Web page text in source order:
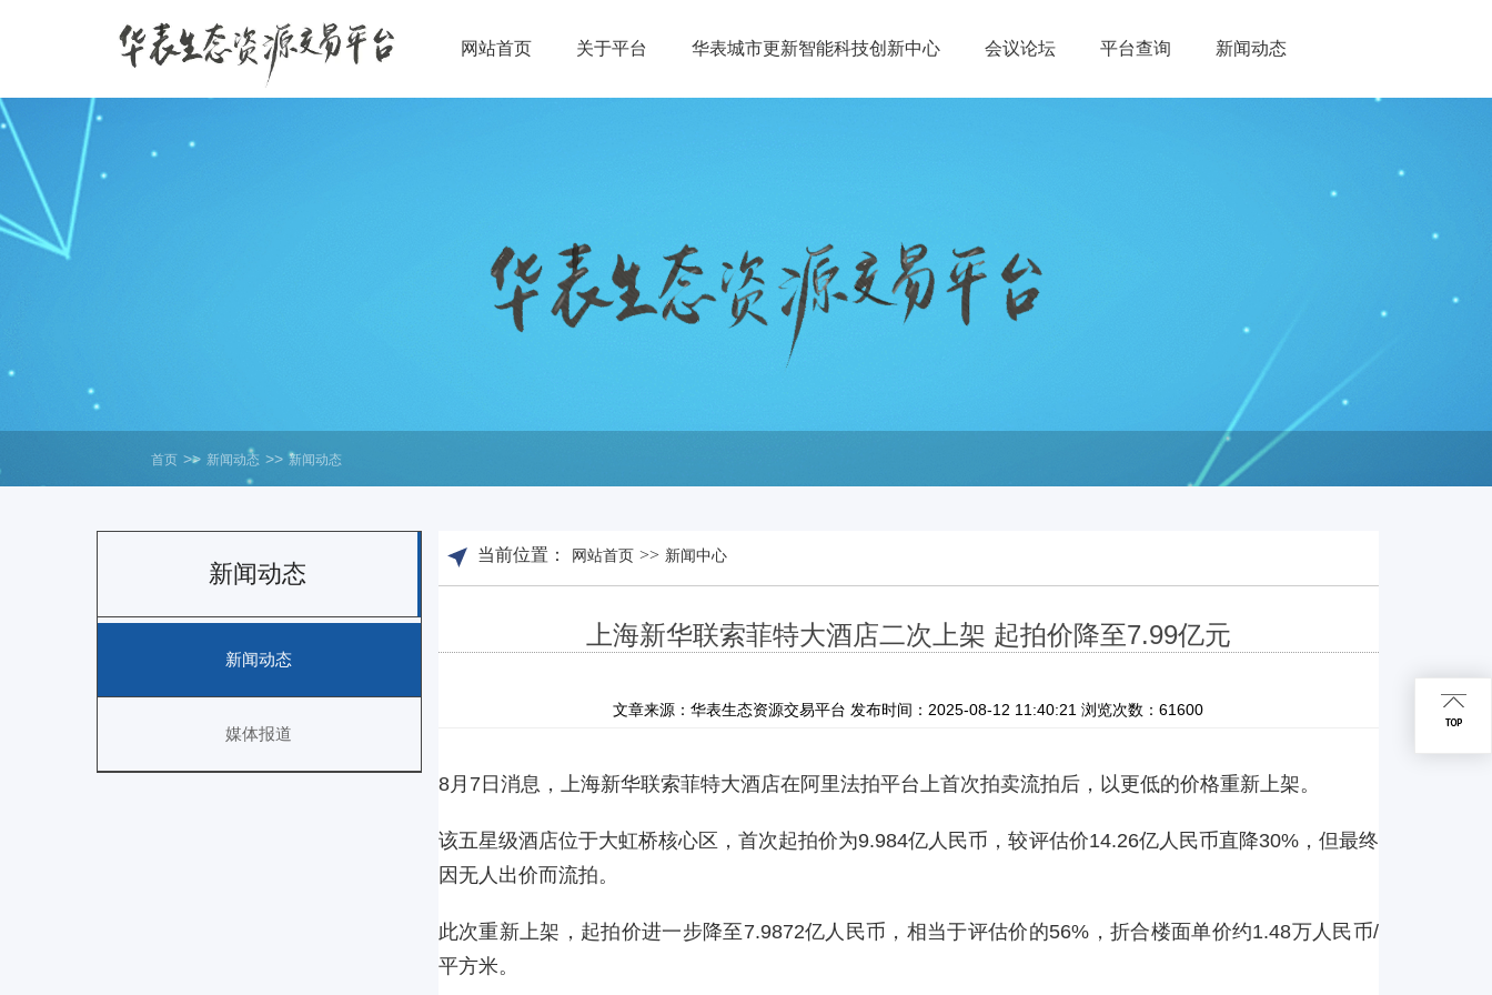
网站首页 关于平台 华表城市更新智能科技创新中心 会议论坛 平台查询 新闻动态
首页 >> 新闻动态 >> 新闻动态
新闻动态
新闻动态
媒体报道
当前位置： 网站首页 >> 新闻中心
上海新华联索菲特大酒店二次上架 起拍价降至7.99亿元
文章来源：华表生态资源交易平台 发布时间：2025-08-12 11:40:21 浏览次数：61600
8月7日消息，上海新华联索菲特大酒店在阿里法拍平台上首次拍卖流拍后，以更低的价格重新上架。
该五星级酒店位于大虹桥核心区，首次起拍价为9.984亿人民币，较评估价14.26亿人民币直降30%，但最终
因无人出价而流拍。
此次重新上架，起拍价进一步降至7.9872亿人民币，相当于评估价的56%，折合楼面单价约1.48万人民币/
平方米。